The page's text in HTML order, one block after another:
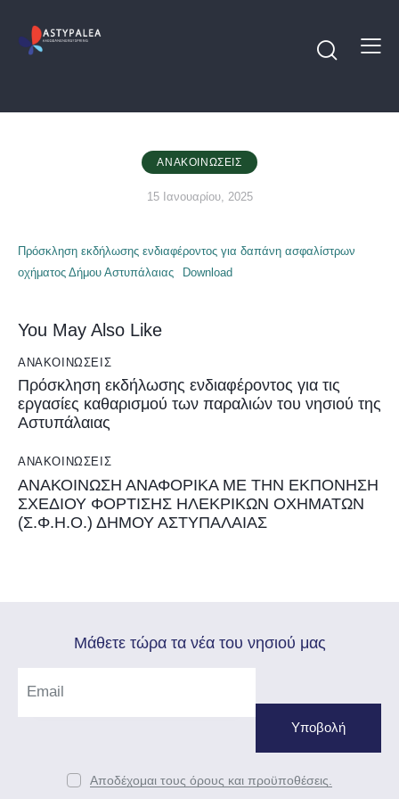
ΑΝΑΚΟΙΝΏΣΕΙΣ
15 Ιανουαρίου, 2025
Πρόσκληση εκδήλωσης ενδιαφέροντος για δαπάνη ασφαλίστρων
οχήματος Δήμου Αστυπάλαιας
Download
You May Also Like
ΑΝΑΚΟΙΝΏΣΕΙΣ
Πρόσκληση εκδήλωσης ενδιαφέροντος για τις
εργασίες καθαρισμού των παραλιών του νησιού της
Αστυπάλαιας
ΑΝΑΚΟΙΝΏΣΕΙΣ
ΑΝΑΚΟΙΝΩΣΗ ΑΝΑΦΟΡΙΚΑ ΜΕ ΤΗΝ ΕΚΠΟΝΗΣΗ
ΣΧΕΔΙΟΥ ΦΟΡΤΙΣΗΣ ΗΛΕΚΡΙΚΩΝ ΟΧΗΜΑΤΩΝ
(Σ.Φ.Η.Ο.) ΔΗΜΟΥ ΑΣΤΥΠΑΛΑΙΑΣ
Mάθετε τώρα τα νέα του νησιού μας
Αποδέχομαι τους όρους και προϋποθέσεις.